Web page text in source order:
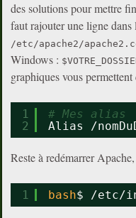
des solutions pour mettre
faut rajouter une ligne
/etc/apache2/
Windows :
graphiques vous
1
2
# Mes alias
Alias /
Reste à redémarrer
1 bash$ /etc/